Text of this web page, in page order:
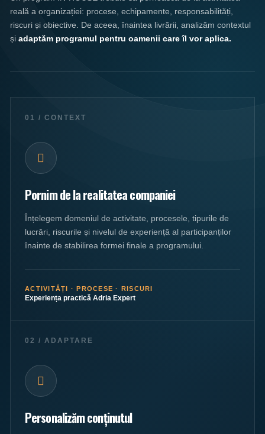
reală a organizației: procese, echipamente, responsabilități,
riscuri și obiective. De aceea, înaintea livrării, analizăm contextul
și adaptăm programul pentru oamenii care îl vor aplica.
01 / CONTEXT
Pornim de la realitatea companiei
Înțelegem domeniul de activitate, procesele, tipurile de
lucrări, riscurile și nivelul de experiență al participanților
înainte de stabilirea formei finale a programului.
ACTIVITĂȚI · PROCESE · RISCURI
Experiența practică Adria Expert
02 / ADAPTARE
Personalizăm conținutul